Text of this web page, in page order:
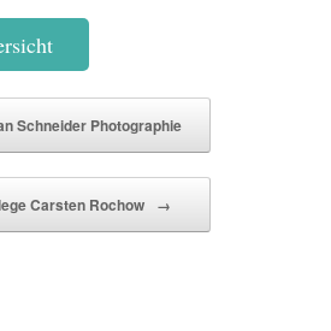
Schneider Photographie
Carsten Rochow →